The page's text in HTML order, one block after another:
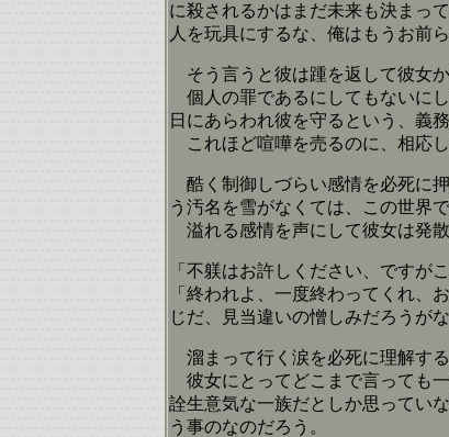
に殺されるかはまだ未来も決まっ
人を玩具にするな、俺はもうお前
そう言うと彼は踵を返して彼女
個人の罪であるにしてもないに
日にあらわれ彼を守るという、義
これほど喧嘩を売るのに、相応
酷く制御しづらい感情を必死に
う汚名を雪がなくては、この世界
溢れる感情を声にして彼女は発
「不躾はお許しください、ですが
「終われよ、一度終わってくれ、
じだ、見当違いの憎しみだろうが
溜まって行く涙を必死に理解す
彼女にとってどこまで言っても
詮生意気な一族だとしか思ってい
う事のなのだろう。